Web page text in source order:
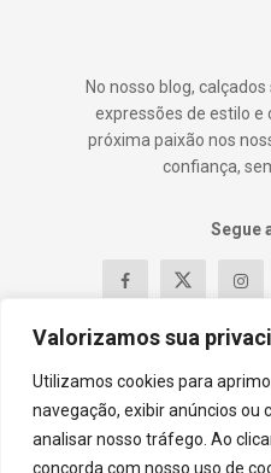
Valorizamos sua
Utilizamos cookies para
navegação, exibir anúncios ou
analisar nosso tráfego. Ao
concorda com nosso uso de
No nosso blog,
expressões de estilo
próxima paixão nos
confiança,
Segue
Contato Política e Privacidade